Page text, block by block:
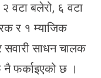
वटा बलेरो, ६ वटा
र १ म्याजिक
सवारी साधन चालक
नै फर्काइएको छ ।